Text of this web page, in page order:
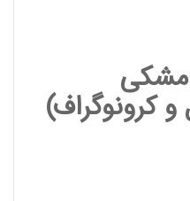
مشکی
و کرونوگراف)